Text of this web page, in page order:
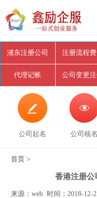
浦东注册公司 注册流程费
代理记帐 公司变更

公司起名

公司核名
首页 >
香港注册公
来源：web 时间：2018-12-